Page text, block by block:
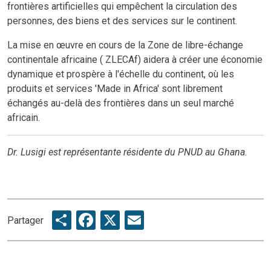
frontières artificielles qui empêchent la circulation des
personnes, des biens et des services sur le continent.
La mise en œuvre en cours de la Zone de libre-échange
continentale africaine ( ZLECAf) aidera à créer une économie
dynamique et prospère à l'échelle du continent, où les
produits et services 'Made in Africa' sont librement
échangés au-delà des frontières dans un seul marché
africain.
Dr. Lusigi est représentante résidente du PNUD au Ghana.
Partager ShareFacebook
X